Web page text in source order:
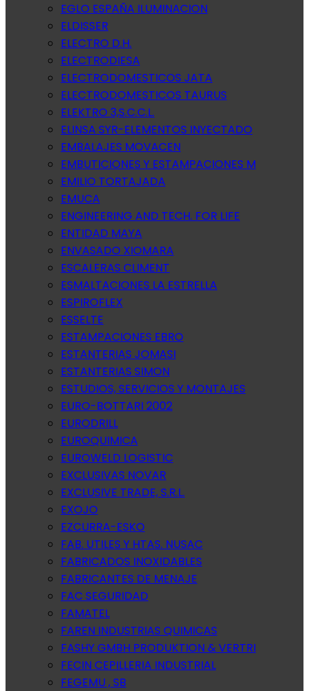
EGLO ESPAÑA ILUMINACION
ELDISSER
ELECTRO D.H.
ELECTRODIESA
ELECTRODOMESTICOS JATA
ELECTRODOMESTICOS TAURUS
ELEKTRO 3,S.C.C.L.
ELINSA SYR-ELEMENTOS INYECTADO
EMBALAJES MOVACEN
EMBUTICIONES Y ESTAMPACIONES M
EMILIO TORTAJADA
EMUCA
ENGINEERING AND TECH. FOR LIFE
ENTIDAD MAYA
ENVASADO XIOMARA
ESCALERAS CLIMENT
ESMALTACIONES LA ESTRELLA
ESPIROFLEX
ESSELTE
ESTAMPACIONES EBRO
ESTANTERIAS JOMASI
ESTANTERIAS SIMON
ESTUDIOS, SERVICIOS Y MONTAJES
EURO-BOTTARI 2002
EURODRILL
EUROQUIMICA
EUROWELD LOGISTIC
EXCLUSIVAS NOVAR
EXCLUSIVE TRADE, S.R.L.
EXOJO
EZCURRA-ESKO
FAB. UTILES Y HTAS. NUSAC
FABRICADOS INOXIDABLES
FABRICANTES DE MENAJE
FAC SEGURIDAD
FAMATEL
FAREN INDUSTRIAS QUIMICAS
FASHY GMBH PRODUKTION & VERTRI
FECIN CEPILLERIA INDUSTRIAL
FEGEMU , SB